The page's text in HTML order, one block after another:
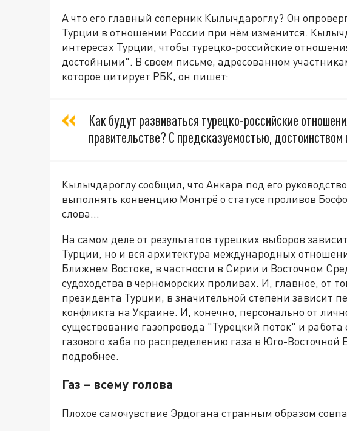
А что его главный соперник Кылычдароглу? Он
Турции в отношении России при нём изменится.
интересах Турции, чтобы турецко-российские
достойными". В своем письме, адресованном
которое цитирует РБК, он пишет:
Как будут развиваться турецко-российские
правительстве? С предсказуемостью,
Кылычдароглу сообщил, что Анкара под его
выполнять конвенцию Монтрё о статусе проливов
слова…
На самом деле от результатов турецких выборов
Турции, но и вся архитектура международных
Ближнем Востоке, в частности в Сирии и Восточном
судоходства в черноморских проливах. И, главное, от
президента Турции, в значительной степени зависит
конфликта на Украине. И, конечно, персонально от
существование газопровода "Турецкий поток" и работа
газового хаба по распределению газа в Юго-Восточной
подробнее.
Газ – всему голова
Плохое самочувствие Эрдогана странным образом